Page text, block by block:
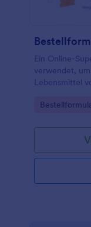
Ein Online-
verwendet,
Lebensmittel
Go to